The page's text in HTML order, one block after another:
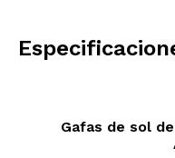
Gafas de sol